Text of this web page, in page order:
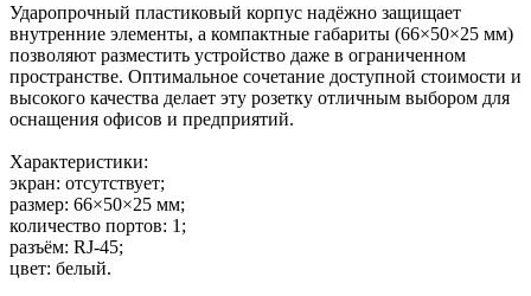
Ударопрочный пластиковый корпус надёжно защищает
внутренние элементы, а компактные габариты (66×50×25 мм)
позволяют разместить устройство даже в ограниченном
пространстве. Оптимальное сочетание доступной стоимости и
высокого качества делает эту розетку отличным выбором для
оснащения офисов и предприятий.
Характеристики:
экран: отсутствует;
размер: 66×50×25 мм;
количество портов: 1;
разъём: RJ‑45;
цвет: белый.